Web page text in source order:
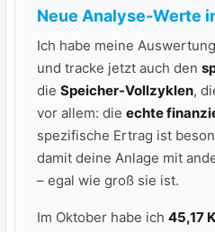
Neue Analyse-Werte
Ich habe meine
und tracke jetzt auch den
die Speicher-Vollzyklen,
vor allem: die echte
spezifische Ertrag ist
damit deine Anlage mit
– egal wie groß sie ist.
Im Oktober habe ich 45,17